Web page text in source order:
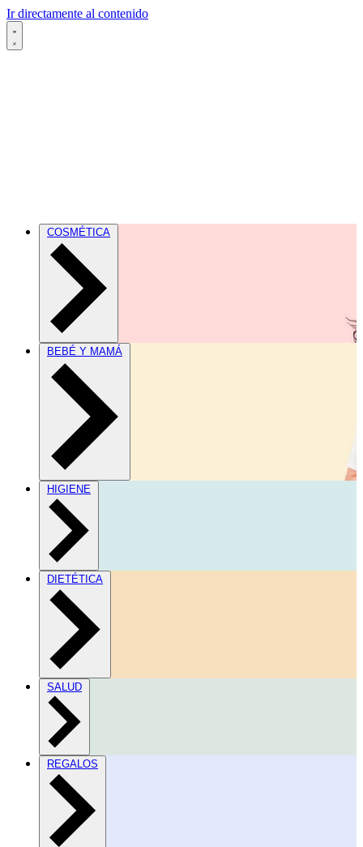
Ir directamente al contenido
COSMÉTICA
BEBÉ Y MAMÁ
HIGIENE
DIETÉTICA
SALUD
REGALOS